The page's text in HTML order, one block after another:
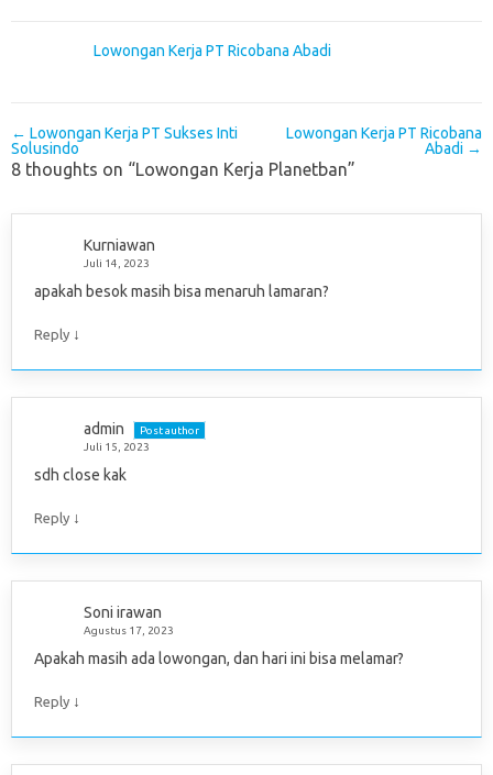
Lowongan Kerja PT Ricobana Abadi
Post navigation
← Lowongan Kerja PT Sukses Inti
Solusindo
Lowongan Kerja PT Ricobana
Abadi →
8 thoughts on “Lowongan Kerja Planetban”
Kurniawan
Juli 14, 2023
apakah besok masih bisa menaruh lamaran?
Reply ↓
admin
Post author
Juli 15, 2023
sdh close kak
Reply ↓
Soni irawan
Agustus 17, 2023
Apakah masih ada lowongan, dan hari ini bisa melamar?
Reply ↓